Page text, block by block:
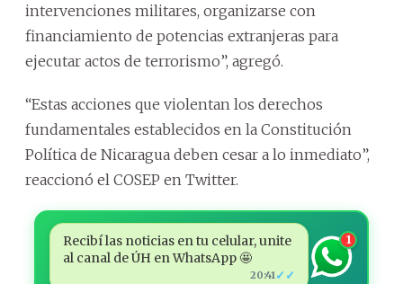
intervenciones militares, organizarse con
financiamiento de potencias extranjeras para
ejecutar actos de terrorismo”, agregó.
“Estas acciones que violentan los derechos
fundamentales establecidos en la Constitución
Política de Nicaragua deben cesar a lo inmediato”,
reaccionó el COSEP en Twitter.
Recibí las noticias en tu celular, unite
al canal de ÚH en WhatsApp 🤩
20:41 ✓✓
1